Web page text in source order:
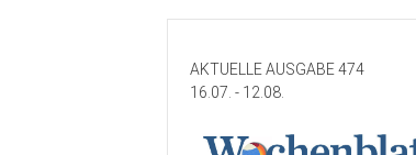
AKTUELLE AUSGABE 474
16.07. - 12.08.